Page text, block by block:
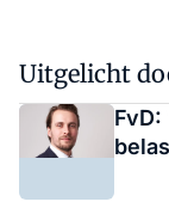
Uitgelicht